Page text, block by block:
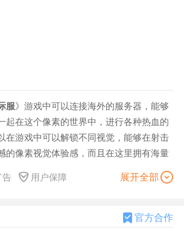
服》游戏中可以连接海外的服务器，能够
起在这个像素的世界中，进行各种热血的
在游戏中可以解锁不同视觉，能够在射击
的像素视觉体验感，而且在这里拥有海量
在这款游戏中采用了独特的像
常简洁，画面看起来非常舒服，完美的视
各种任务，赚取丰厚奖励，并且还可以不
告 用户保障 展开全部
官方合作